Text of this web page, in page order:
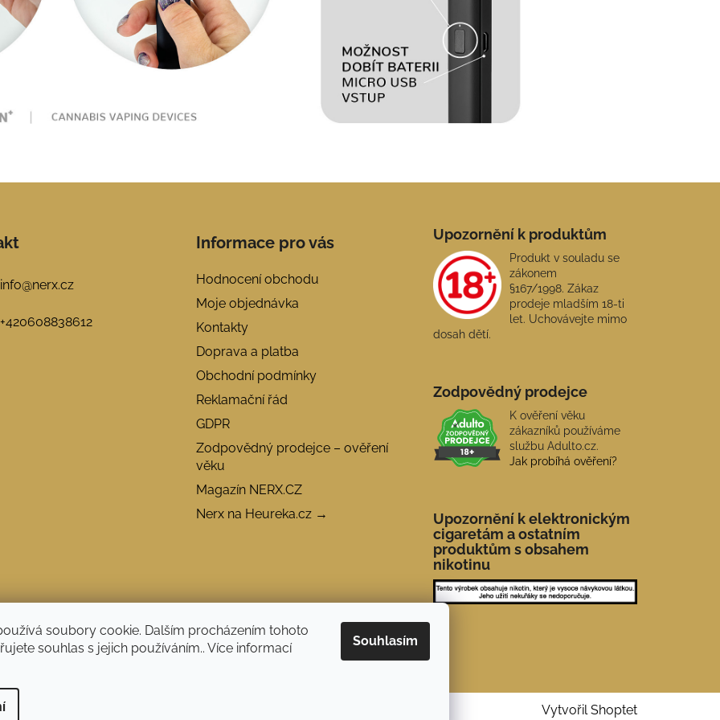
soubory cookie. Dalším procházením tohoto
souhlas s jejich používáním.. Více informací
Souhlasím
1 500 Kč doprava ZDARMA.
info@nerx.cz
+420608838612
Informace pro vás
Hodnocení obchodu
Moje objednávka
Kontakty
Doprava a platba
Obchodní podmínky
Reklamační řád
GDPR
Zodpovědný prodejce – ověření
věku
Magazín NERX.CZ
Nerx na Heureka.cz →
Upozornění k produktům
Produkt v souladu se
zákonem
§167/1998. Zákaz
prodeje mladším 18-ti
let. Uchovávejte mimo
dosah dětí.
Zodpovědný prodejce
K ověření věku
zákazníků používáme
službu Adulto.cz.
Jak probíhá ověření?
Upozornění k elektronickým
cigaretám a ostatním
produktům s obsahem
nikotinu
Vytvořil Shoptet